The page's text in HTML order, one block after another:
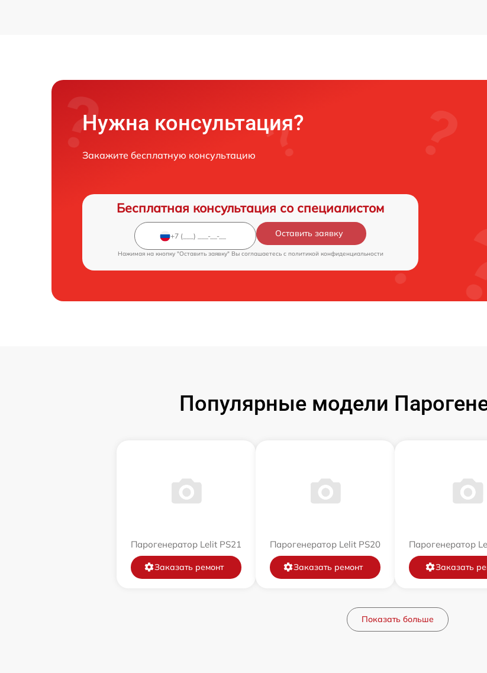
Нужна консультация?
Закажите бесплатную консультацию
Бесплатная консультация со специалистом
Оставить заявку
Нажимая на кнопку "Оставить заявку" Вы соглашаетесь c политикой конфиденциальности
Популярные модели
Парогенератор Lelit PS21
Заказать ремонт
Парогенератор Lelit PS20
Заказать ремонт
Парогенератор
Заказать
Показать больше